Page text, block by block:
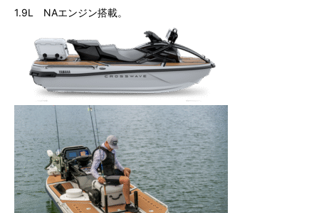
1.9L NAエンジン搭載。